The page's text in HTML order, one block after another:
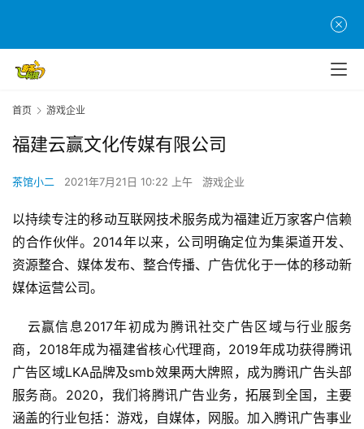
首
游
茶
原
创
业
界
手
首页 游戏企业
福建云赢文化传媒有限公司
茶馆小二 2021年7月21日 10:22 上午 游戏企业
以持续专注的移动互联网技术服务成为福建近万家客户信赖
的合作伙伴。2014年以来，公司明确定位为集渠道开发、
资源整合、媒体发布、整合传播、广告优化于一体的移动新
媒体运营公司。
云赢信息2017年初成为腾讯社交广告区域与行业服务
商，2018年成为福建省核心代理商，2019年成功获得腾讯
广告区域LKA品牌及smb效果两大牌照，成为腾讯广告头部
服务商。2020，我们将腾讯广告业务，拓展到全国，主要
涵盖的行业包括：游戏，自媒体，网服。加入腾讯广告事业